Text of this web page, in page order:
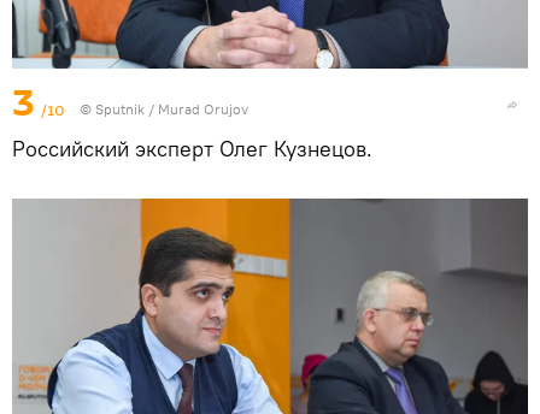
3 /10 © Sputnik / Murad Orujov
Российский эксперт Олег Кузнецов.